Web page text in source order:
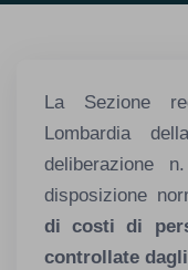
La Sezione
Lombardia
deliberazione
disposizione
di costi di
controllate